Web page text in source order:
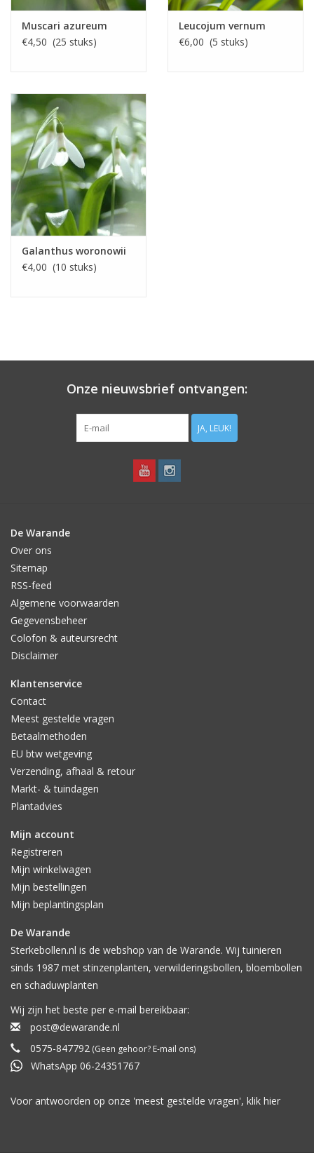
Muscari azureum
€4,50 (25 stuks)
Leucojum vernum
€6,00 (5 stuks)
Galanthus woronowii
€4,00 (10 stuks)
Onze nieuwsbrief ontvangen:
JA, LEUK!
De Warande
Over ons
Sitemap
RSS-feed
Algemene voorwaarden
Gegevensbeheer
Colofon & auteursrecht
Disclaimer
Klantenservice
Contact
Meest gestelde vragen
Betaalmethoden
EU btw wetgeving
Verzending, afhaal & retour
Markt- & tuindagen
Plantadvies
Mijn account
Registreren
Mijn winkelwagen
Mijn bestellingen
Mijn beplantingsplan
De Warande
Sterkebollen.nl is de webshop van de Warande. Wij tuinieren
sinds 1987 met stinzenplanten, verwilderingsbollen, bloembollen
en schaduwplanten
Wij zijn het beste per e-mail bereikbaar:
post@dewarande.nl
0575-847792 (Geen gehoor? E-mail ons)
WhatsApp 06-24351767
Voor antwoorden op onze 'meest gestelde vragen', klik hier